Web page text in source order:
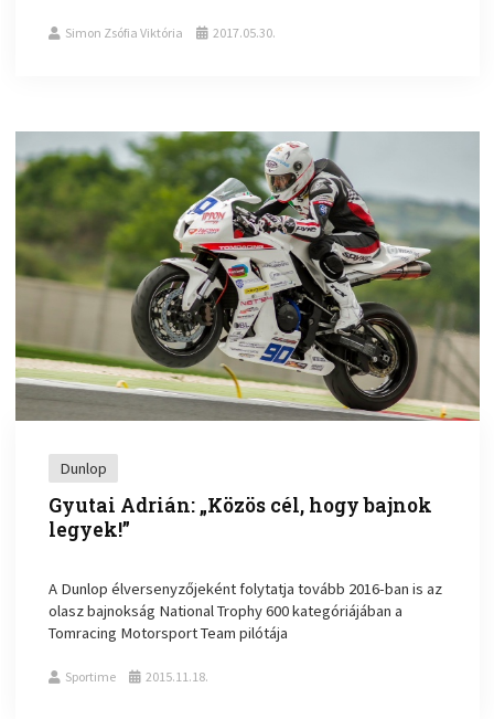
Simon Zsófia Viktória 2017.05.30.
Dunlop
Gyutai Adrián: „Közös cél, hogy bajnok
legyek!”
A Dunlop élversenyzőjeként folytatja tovább 2016-ban is az
olasz bajnokság National Trophy 600 kategóriájában a
Tomracing Motorsport Team pilótája
Sportime 2015.11.18.